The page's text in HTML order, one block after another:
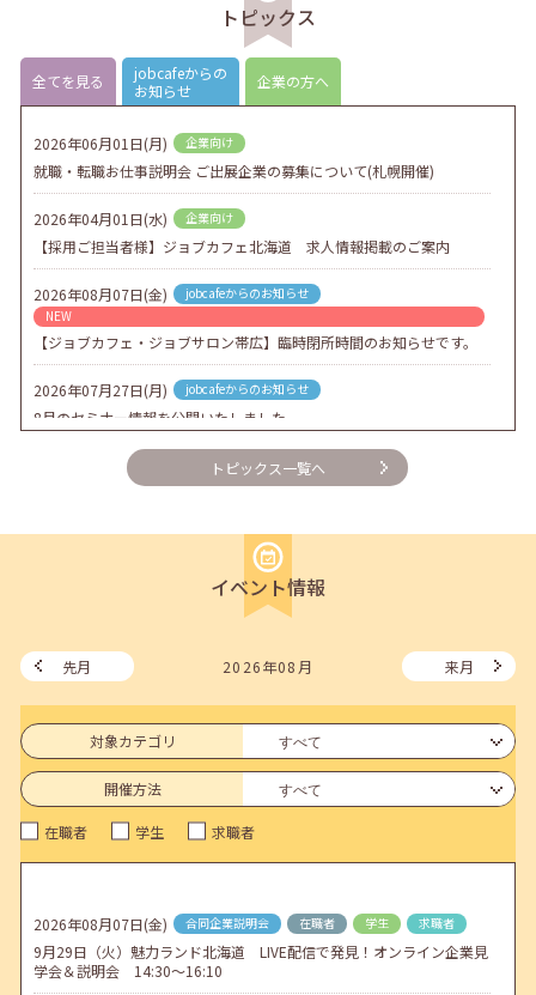
トピックス
全てを見る
jobcafeからの
お知らせ
企業の方へ
2026年06月01日(月) 企業向け
就職・転職お仕事説明会 ご出展企業の募集について(札幌開催)
2026年04月01日(水) 企業向け
【採用ご担当者様】ジョブカフェ北海道 求人情報掲載のご案内
2026年08月07日(金)
jobcafeからのお知らせ
NEW
【ジョブカフェ・ジョブサロン帯広】臨時閉所時間のお知らせです。
2026年07月27日(月) jobcafeからのお知らせ
8月のセミナー情報を公開いたしました。
2026年07月01日(水) 企業向け
企業様向けセミナー「現場を巻き込む！人事のための『越境人材育
jobcafeからのお知らせ
7月のセミナー情報を公開いたしました。
メールカウンセリング、就職決定報告フォーム復旧いたしました。
2026年05月25日(月) jobcafeからのお知らせ
6月のセミナー情報を公開いたしました。
2026年05月01日(金) jobcafeからのお知らせ
連休前後（ゴールデンウィーク）のメールキャリア・アドバイス対応
についてのお知らせ
2026年04月02日(木) jobcafeからのお知らせ
ゴールデンウィーク期間中のご利用について
トピックス一覧へ
イベント情報
先月 2026年08月 来月
対象カテゴリ
開催方法
在職者 学生 求職者
2026年08月07日(金) 合同企業説明会 在職者 学生 求職者
9月29日（火）魅力ランド北海道 LIVE配信で発見！オンライン企業見
学会＆説明会 14:30～16:10